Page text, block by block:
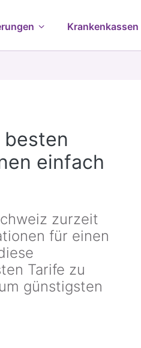
Krankenkassen
besten
einfach
zurzeit
für einen
Tarife zu
günstigsten